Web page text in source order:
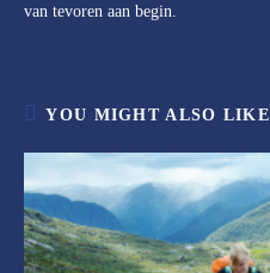
van tevoren aan begin.
YOU MIGHT ALSO LIKE